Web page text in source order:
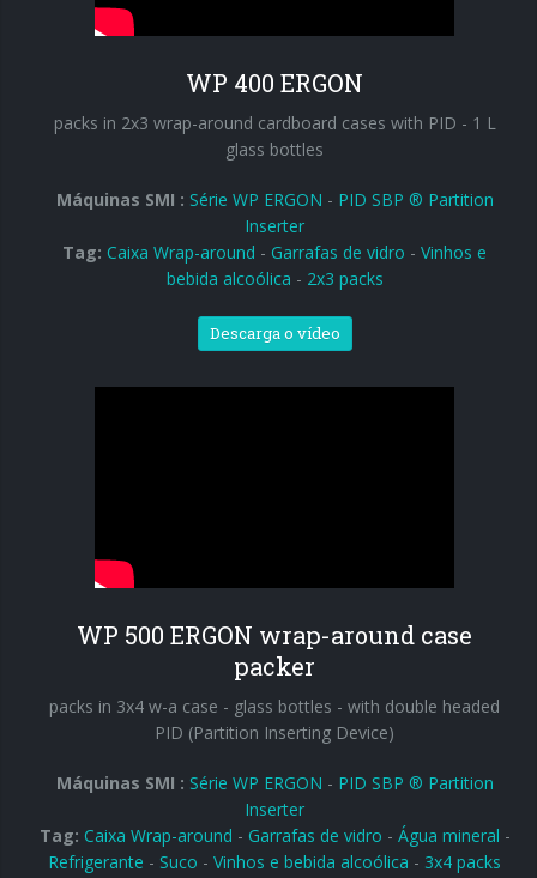
Ingresso em linha
WP 400 ERGON
packs in 2x3 wrap-around cardboard cases with PID - 1 L
glass bottles
Máquinas SMI : Série WP ERGON - PID SBP ® Partition
Inserter
Tag: Caixa Wrap-around - Garrafas de vidro - Vinhos e
bebida alcoólica - 2x3 packs
Descarga o vídeo
WP 500 ERGON wrap-around case
packer
packs in 3x4 w-a case - glass bottles - with double headed
PID (Partition Inserting Device)
Máquinas SMI : Série WP ERGON - PID SBP ® Partition
Inserter
Tag: Caixa Wrap-around - Garrafas de vidro - Água mineral -
Refrigerante - Suco - Vinhos e bebida alcoólica - 3x4 packs